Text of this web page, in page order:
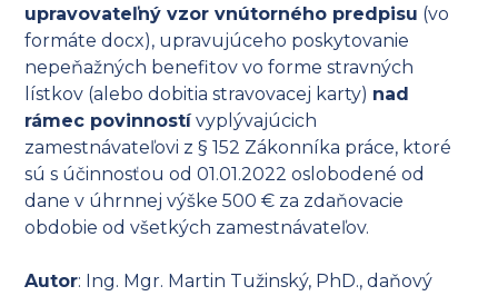
upravovateľný vzor vnútorného predpisu (vo
formáte docx), upravujúceho poskytovanie
nepeňažných benefitov vo forme stravných
lístkov (alebo dobitia stravovacej karty) nad
rámec povinnostívyplývajúcich
zamestnávateľovi z § 152 Zákonníka práce, ktoré
sú s účinnosťou od 01.01.2022 oslobodené od
dane v úhrnnej výške 500 € za zdaňovacie
obdobie od všetkých zamestnávateľov.
Autor: Ing. Mgr. Martin Tužinský, PhD., daňový